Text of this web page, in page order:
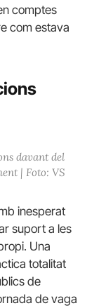
comptes
com estava
davant del
| Foto: VS
inesperat
suport a les
Una
totalitat
de
de vaga